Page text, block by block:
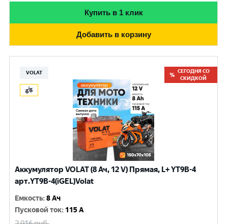
Купить в 1 клик
Добавить в корзину
VOLAT
СЕГОДНЯ СО
СКИДКОЙ
Аккумулятор VOLAT (8 Ач, 12 V) Прямая, L+ YT9B-4
арт.YT9B-4(iGEL)Volat
Емкость:8 Ач
Пусковой ток: 115 A